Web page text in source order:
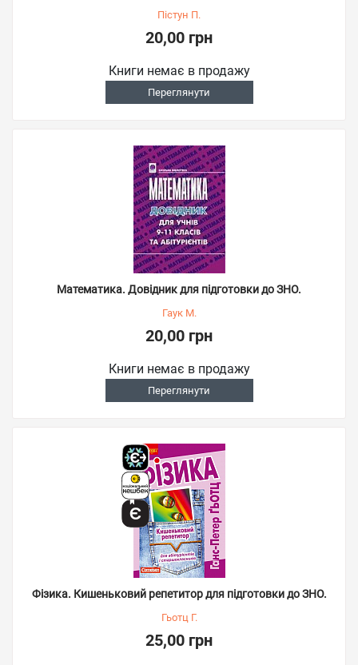
Пістун П.
20,00 грн
Книги немає в продажу
Переглянути
Математика. Довідник для підготовки до ЗНО.
Гаук М.
20,00 грн
Книги немає в продажу
Переглянути
Фізика. Кишеньковий репетитор для підготовки до ЗНО.
Гьотц Г.
25,00 грн